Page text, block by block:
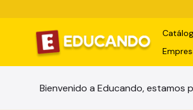
Bienvenido a Educando, estamos